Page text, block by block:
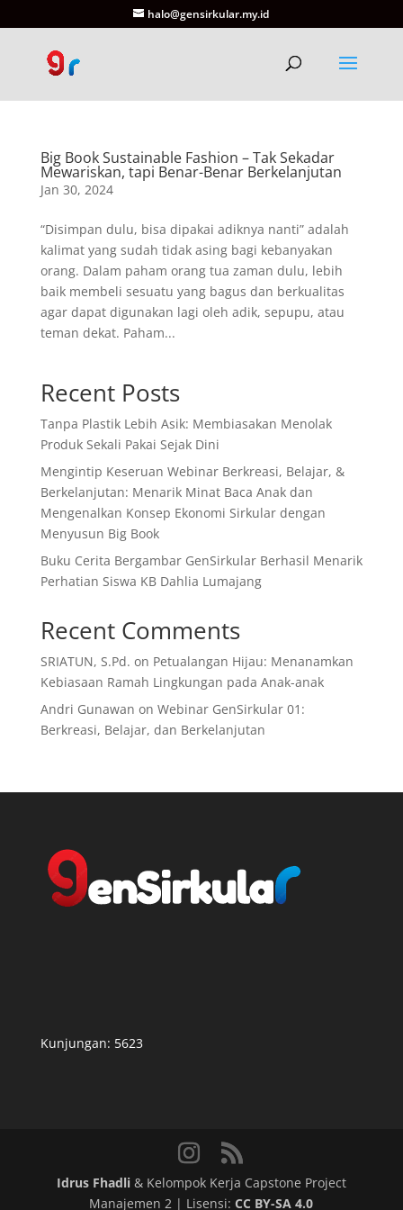
halo@gensirkular.my.id
Big Book Sustainable Fashion – Tak Sekadar
Mewariskan, tapi Benar-Benar Berkelanjutan
Jan 30, 2024
“Disimpan dulu, bisa dipakai adiknya nanti” adalah
kalimat yang sudah tidak asing bagi kebanyakan
orang. Dalam paham orang tua zaman dulu, lebih
baik membeli sesuatu yang bagus dan berkualitas
agar dapat digunakan lagi oleh adik, sepupu, atau
teman dekat. Paham...
Recent Posts
Tanpa Plastik Lebih Asik: Membiasakan Menolak
Produk Sekali Pakai Sejak Dini
Mengintip Keseruan Webinar Berkreasi, Belajar, &
Berkelanjutan: Menarik Minat Baca Anak dan
Mengenalkan Konsep Ekonomi Sirkular dengan
Menyusun Big Book
Buku Cerita Bergambar GenSirkular Berhasil Menarik
Perhatian Siswa KB Dahlia Lumajang
Recent Comments
SRIATUN, S.Pd. on Petualangan Hijau: Menanamkan
Kebiasaan Ramah Lingkungan pada Anak-anak
Andri Gunawan on Webinar GenSirkular 01:
Berkreasi, Belajar, dan Berkelanjutan
Kunjungan: 5623
Idrus Fhadli& Kelompok Kerja Capstone Project
Manajemen 2 | Lisensi:CC BY-SA 4.0